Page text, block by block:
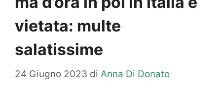
vietata: multe
salatissime
24 Giugno 2023 di Anna Di Donato